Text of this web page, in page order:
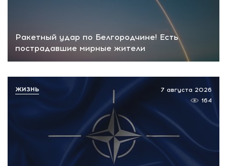
Ракетный удар по Белгородчине! Есть
пострадавшие мирные жители
7 августа 2026
164
ЖИЗНЬ